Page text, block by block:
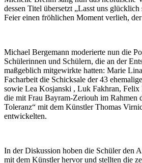
dessen Titel übersetzt „Lasst uns
Feier einen fröhlichen Moment verlieh,
Michael Bergemann moderierte nun die
Schülerinnen und Schülern, die an der
maßgeblich mitgewirkte hatten: Marie
Facharbeit die Schicksale der 43
sowie Lea Kosjanski , Luk Fakhran, Felix
die mit Frau Bayram-Zeriouh im Rahmen
Toleranz“ mit dem Künstler Thomas
entwickelten.
In der Diskussion hoben die Schüler den
mit dem Künstler hervor und stellten die